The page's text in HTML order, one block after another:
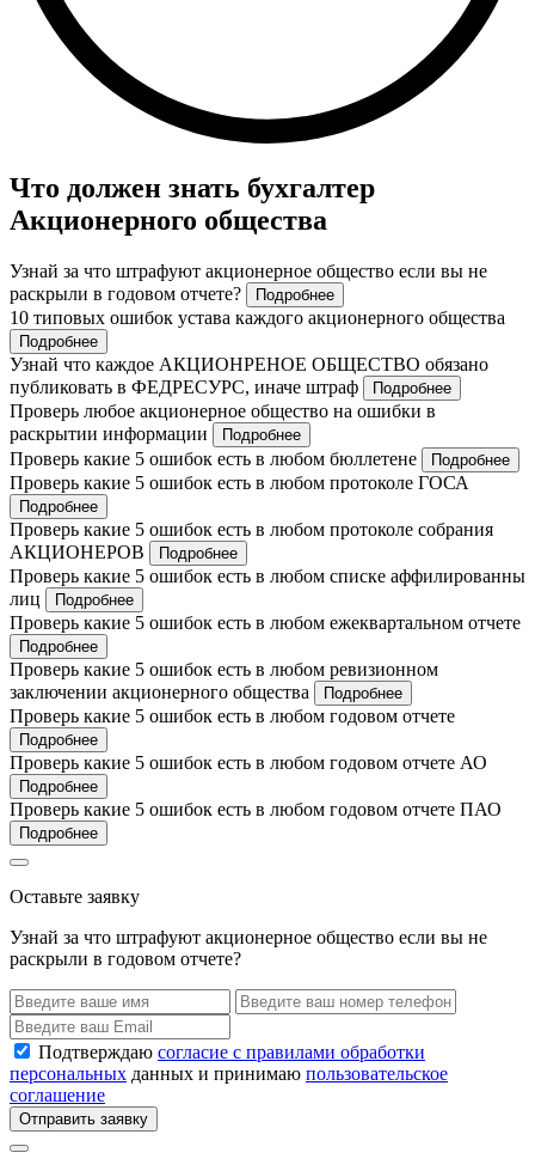
Что должен знать бухгалтер
Акционерного общества
Узнай за что штрафуют акционерное общество если вы не
раскрыли в годовом отчете?
Подробнее
10 типовых ошибок устава каждого акционерного общества
Подробнее
Узнай что каждое АКЦИОНРЕНОЕ ОБЩЕСТВО обязано
публиковать в ФЕДРЕСУРС, иначе штраф
Подробнее
Проверь любое акционерное общество на ошибки в
раскрытии информации
Подробнее
Проверь какие 5 ошибок есть в любом бюллетене Подробнее
Проверь какие 5 ошибок есть в любом протоколе ГОСА
Подробнее
Проверь какие 5 ошибок есть в любом протоколе собрания
АКЦИОНЕРОВ
Подробнее
Проверь какие 5 ошибок есть в любом списке аффилированны
лиц
Подробнее
Проверь какие 5 ошибок есть в любом ежеквартальном отчете
Подробнее
Проверь какие 5 ошибок есть в любом ревизионном
заключении акционерного общества
Подробнее
Проверь какие 5 ошибок есть в любом годовом отчете
Подробнее
Проверь какие 5 ошибок есть в любом годовом отчете АО
Подробнее
Проверь какие 5 ошибок есть в любом годовом отчете ПАО
Подробнее
Оставьте заявку
Узнай за что штрафуют акционерное общество если вы не
раскрыли в годовом отчете?
Подтверждаю согласие с правилами обработки
персональных данных и принимаю пользовательское
соглашение
Отправить заявку